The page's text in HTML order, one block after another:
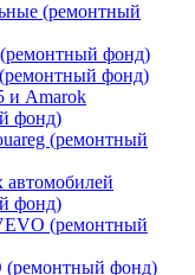
(ремонтный
фонд)
фонд)
и Amarok
фонд)
(ремонтный
автомобилей
фонд)
(ремонтный
(ремонтный фонд)